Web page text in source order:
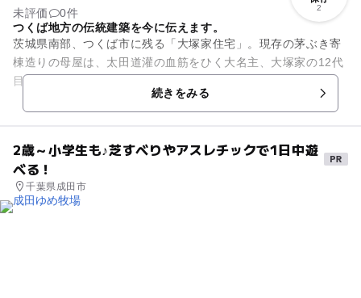
2
未評価
0件
つくば地方の伝統建築を今に伝えます。
茨城県南部、つくば市に残る「大塚家住宅」。現存の茅ぶき寄
棟造りの母屋は、太田道灌の血筋をひく大名主、大塚家の12代
目当主が、正徳年間～享保年間（1711～1736）に建てたもの
続きをみる
2歳～小学生も♪芝すべりやアスレチックで1日中遊
べる！
千葉県成田市